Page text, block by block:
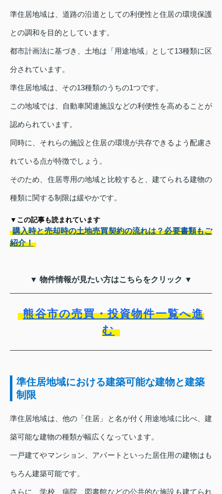
準住居地域は、道路の沿道としての利便性と住居の環境保護
との調和を目的としています。
都市計画法に基づき、土地は「用途地域」として13種類に区
分されています。
準住居地域は、その13種類のうちの1つです。
この地域では、自動車関連施設などの利便性を高めることが
認められています。
同時に、それらの施設と住居の環境が共存できるよう配慮さ
れている点が特徴でしょう。
そのため、住居専用の地域と比較すると、建てられる建物の
種類に関する制限は緩やかです。
▼この記事も読まれています
購入時と売却時の土地売買契約の流れは？必要書類もご
紹介！
▼ 物件情報が見たい方はこちらをクリック ▼
熊谷市の売買・投資物件一覧へ進
む
準住居地域における建築可能な建物と建築
制限
準住居地域は、他の「住居」と名が付く用途地域に比べ、建
築可能な建物の種類が幅広くなっています。
一戸建てやマンション、アパートといった居住用の建物はも
ちろん建築可能です。
さらに、学校、病院、図書館などの公共的な施設も建てられ